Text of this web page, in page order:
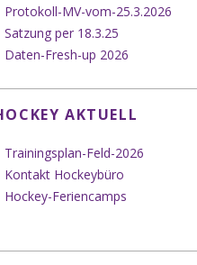
Protokoll-MV-vom-25.3.2026
Satzung per 18.3.25
Daten-Fresh-up 2026
AKTUELL
Trainingsplan-Feld-2026
Kontakt Hockeybüro
Hockey-Feriencamps